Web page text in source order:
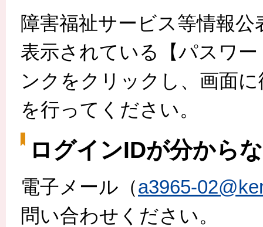
障害福祉サービス等情報
表示されている【パスワ
ンクをクリックし、画面
を行ってください。
ログインIDが分から
電子メール（a3965-
問い合わせください。